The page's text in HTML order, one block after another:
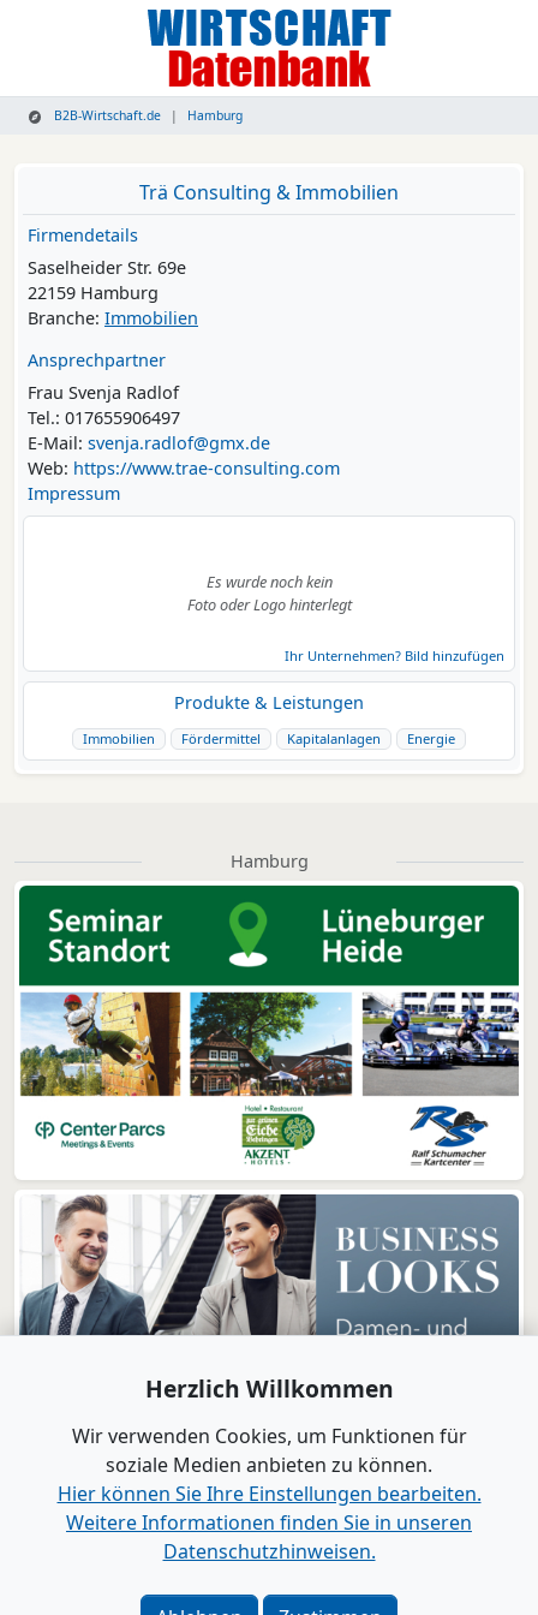
B2B-Wirtschaft.de Hamburg
Trä Consulting & Immobilien
Firmendetails
Saselheider Str. 69e
22159 Hamburg
Branche: Immobilien
Ansprechpartner
Frau Svenja Radlof
Tel.: 017655906497
E-Mail: svenja.radlof@gmx.de
Web: https://www.trae-consulting.com
Impressum
Es wurde noch kein
Foto oder Logo hinterlegt
Ihr Unternehmen? Bild hinzufügen
Produkte & Leistungen
Immobilien Fördermittel Kapitalanlagen Energie
Hamburg
www.B2B-Wirtschaft.de
Impressum|Datenschutz|Barrierefreiheit
Herzlich Willkommen
Wir verwenden Cookies, um Funktionen für
soziale Medien anbieten zu können.
Hier können Sie Ihre Einstellungen bearbeiten.
Weitere Informationen finden Sie in unseren
Datenschutzhinweisen.